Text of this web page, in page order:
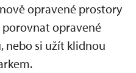
opravené prostory
opravené
nebo si užít klidnou